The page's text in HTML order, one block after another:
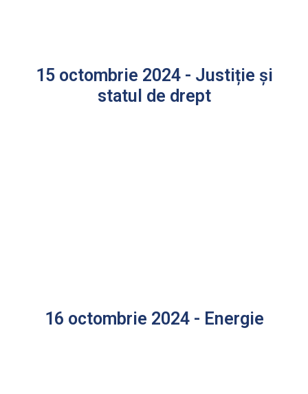
15 octombrie 2024 - Justiție și
statul de drept
16 octombrie 2024 - Energie